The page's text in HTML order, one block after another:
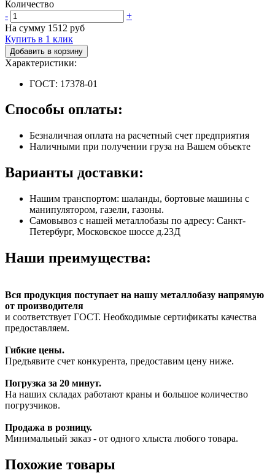
Количество
-
+
На сумму 1512 руб
Купить в 1 клик
Добавить в корзину
Характеристики:
ГОСТ: 17378-01
Способы оплаты:
Безналичная оплата на расчетный счет предприятия
Наличными при получении груза на Вашем объекте
Варианты доставки:
Нашим транспортом: шаланды, бортовые машины с
манипулятором, газели, газоны.
Самовывоз с нашей металлобазы по адресу: Санкт-
Петербург, Московское шоссе д.23Д
Наши преимущества:
Вся продукция поступает на нашу металлобазу напрямую
от производителя
и соответствует ГОСТ. Необходимые сертификаты качества
предоставляем.
Гибкие цены.
Предъявите счет конкурента, предоставим цену ниже.
Погрузка за 20 минут.
На наших складах работают краны и большое количество
погрузчиков.
Продажа в розницу.
Минимальный заказ - от одного хлыста любого товара.
Похожие товары